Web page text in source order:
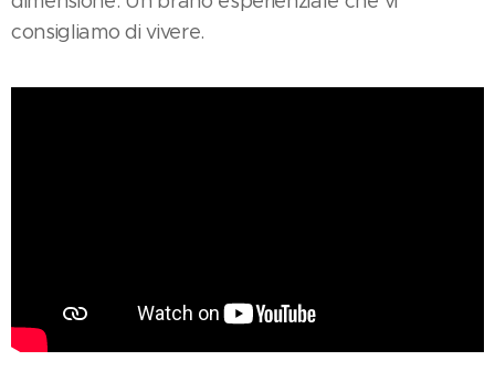
consigliamo di vivere.